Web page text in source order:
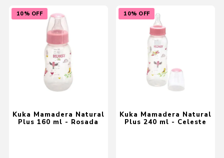
10% OFF
Kuka Mamadera Natural
Plus 160 ml - Rosada
10% OFF
Kuka Mamadera Natural
Plus 240 ml - Celeste